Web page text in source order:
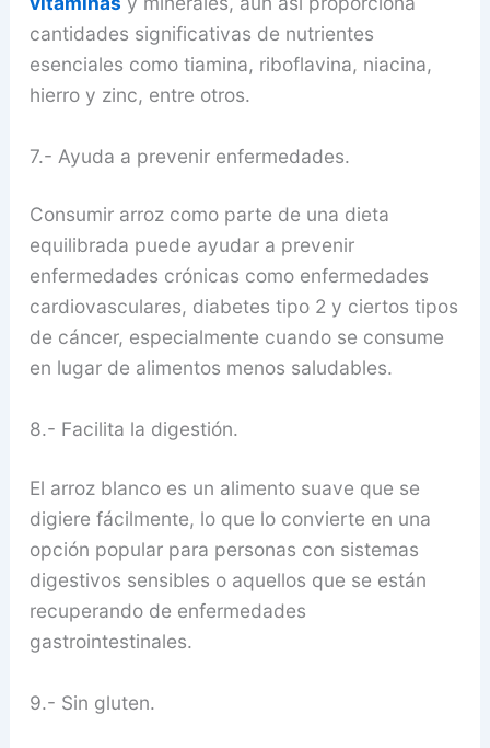
cantidades significativas de nutrientes
esenciales como tiamina, riboflavina, niacina,
hierro y zinc, entre otros.
7.- Ayuda a prevenir enfermedades.
Consumir arroz como parte de una dieta
equilibrada puede ayudar a prevenir
enfermedades crónicas como enfermedades
cardiovasculares, diabetes tipo 2 y ciertos tipos
de cáncer, especialmente cuando se consume
en lugar de alimentos menos saludables.
8.- Facilita la digestión.
El arroz blanco es un alimento suave que se
digiere fácilmente, lo que lo convierte en una
opción popular para personas con sistemas
digestivos sensibles o aquellos que se están
recuperando de enfermedades
gastrointestinales.
9.- Sin gluten.